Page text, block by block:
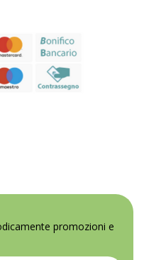
promozioni e